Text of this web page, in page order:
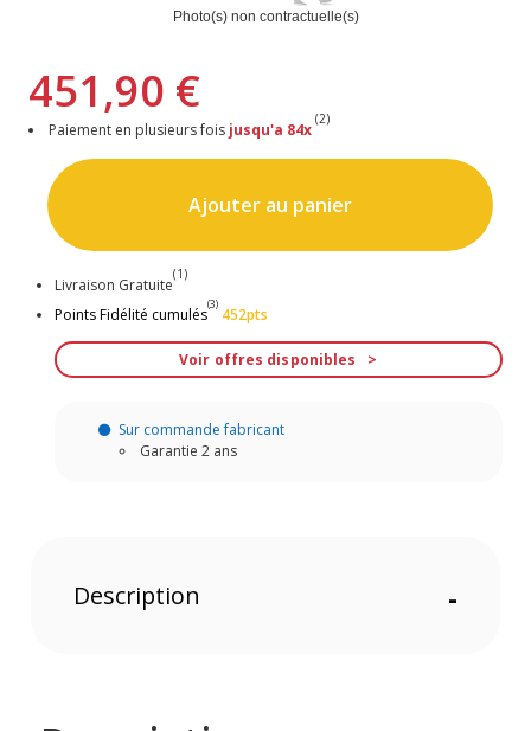
Photo(s) non contractuelle(s)
451,90 €
Paiement en plusieurs fois jusqu'a 84x
(2)
Ajouter au panier
Livraison Gratuite
(1)
Points Fidélité cumulés
(3)
452pts
Voir offres disponibles
Sur commande fabricant
Garantie 2 ans
Description -